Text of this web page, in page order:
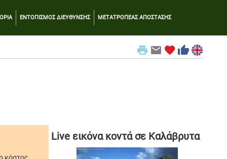
ΕΝΤΟΠΙΣΜΟΣ ΔΙΕΥΘΥΝΣΗΣ ΜΕΤΑΤΡΟΠΕΑΣ ΑΠΟΣΤΑΣΗΣ
print email favorite thumb_up
κόστος
Live εικόνα κοντά σε Καλάβρυτα